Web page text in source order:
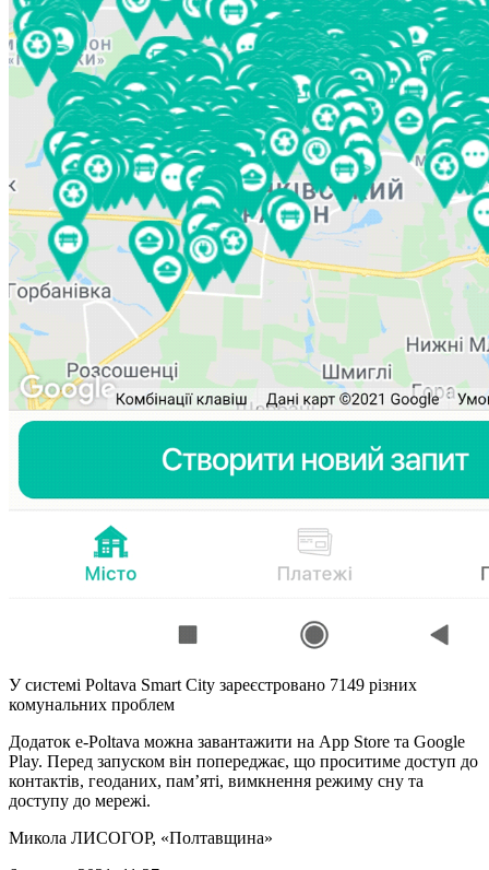
У системі Poltava Smart City зареєстровано 7149 різних
комунальних проблем
Додаток e-Poltava можна завантажити на App Store та Google
Play. Перед запуском він попереджає, що проситиме доступ до
контактів, геоданих, пам’яті, вимкнення режиму сну та
доступу до мережі.
Микола ЛИСОГОР, «Полтавщина»